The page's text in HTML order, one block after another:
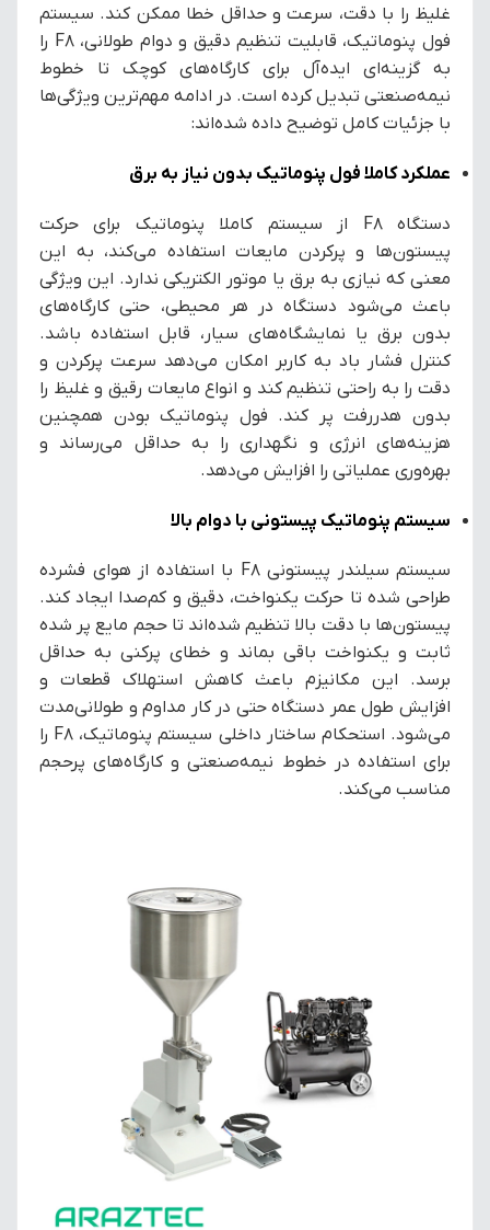
غلیظ را با دقت، سرعت و حداقل خطا ممکن کند. سیستم
فول پنوماتیک، قابلیت تنظیم دقیق و دوام طولانی، F8 را
به گزینه‌ای ایده‌آل برای کارگاه‌های کوچک تا خطوط
نیمه‌صنعتی تبدیل کرده است. در ادامه مهم‌ترین ویژگی‌ها
با جزئیات کامل توضیح داده شده‌اند:
عملکرد کاملا فول پنوماتیک بدون نیاز به برق
دستگاه F8 از سیستم کاملا پنوماتیک برای حرکت
پیستون‌ها و پرکردن مایعات استفاده می‌کند، به این
معنی که نیازی به برق یا موتور الکتریکی ندارد. این ویژگی
باعث می‌شود دستگاه در هر محیطی، حتی کارگاه‌های
بدون برق یا نمایشگاه‌های سیار، قابل استفاده باشد.
کنترل فشار باد به کاربر امکان می‌دهد سرعت پرکردن و
دقت را به راحتی تنظیم کند و انواع مایعات رقیق و غلیظ را
بدون هدررفت پر کند. فول پنوماتیک بودن همچنین
هزینه‌های انرژی و نگهداری را به حداقل می‌رساند و
بهره‌وری عملیاتی را افزایش می‌دهد.
سیستم پنوماتیک پیستونی با دوام بالا
سیستم سیلندر پیستونی F8 با استفاده از هوای فشرده
طراحی شده تا حرکت یکنواخت، دقیق و کم‌صدا ایجاد کند.
پیستون‌ها با دقت بالا تنظیم شده‌اند تا حجم مایع پر شده
ثابت و یکنواخت باقی بماند و خطای پرکنی به حداقل
برسد. این مکانیزم باعث کاهش استهلاک قطعات و
افزایش طول عمر دستگاه حتی در کار مداوم و طولانی‌مدت
می‌شود. استحکام ساختار داخلی سیستم پنوماتیک، F8 را
برای استفاده در خطوط نیمه‌صنعتی و کارگاه‌های پرحجم
مناسب می‌کند.